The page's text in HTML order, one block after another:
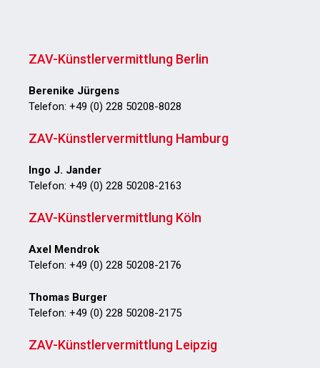
ZAV-Künstlervermittlung Berlin
Berenike Jürgens
Telefon: +49 (0) 228 50208-8028
ZAV-Künstlervermittlung Hamburg
Ingo J. Jander
Telefon: +49 (0) 228 50208-2163
ZAV-Künstlervermittlung Köln
Axel Mendrok
Telefon: +49 (0) 228 50208-2176
Thomas Burger
Telefon: +49 (0) 228 50208-2175
ZAV-Künstlervermittlung Leipzig